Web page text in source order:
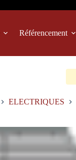
Référencement
ELECTRIQUES